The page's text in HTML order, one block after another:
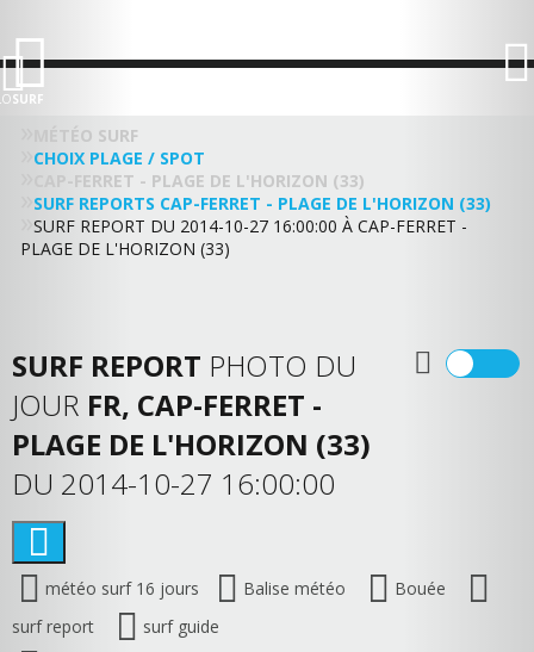
SURF
MÉTÉO SURF
CHOIX PLAGE / SPOT
CAP-FERRET - PLAGE DE L'HORIZON (33)
SURF REPORTS CAP-FERRET - PLAGE DE L'HORIZON (33)
SURF REPORT DU 2014-10-27 16:00:00 À CAP-FERRET -
PLAGE DE L'HORIZON (33)
SURF REPORT PHOTO DU
JOUR FR, CAP-FERRET -
PLAGE DE L'HORIZON (33)
DU 2014-10-27 16:00:00
météo surf 16 jours Balise météo
Bouée
surf report
surf guide